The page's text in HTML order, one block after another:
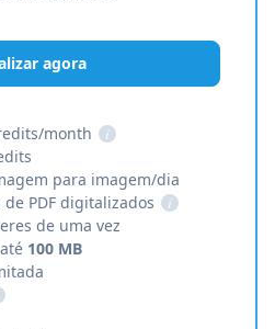
agora
month
i
para imagem/dia
PDF digitalizados
i
de uma vez
100 MB